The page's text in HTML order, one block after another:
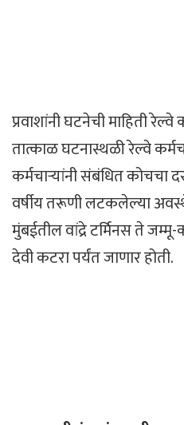
प्रवाशांनी घटनेची माहिती रेल्वे
तात्काळ घटनास्थळी रेल्वे
कर्मचाऱ्यांनी संबंधित कोचचा
वर्षीय तरूणी लटकलेल्या
मुंबईतील वांद्रे टर्मिनस ते जम्मू-
देवी कटरा पर्यंत जाणार होती.